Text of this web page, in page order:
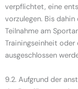
verpflichtet, eine
vorzulegen. Bis
Teilnahme am
Trainingseinheit oder
ausgeschlossen
9.2. Aufgrund der